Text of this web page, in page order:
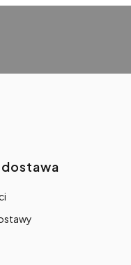
dostawa